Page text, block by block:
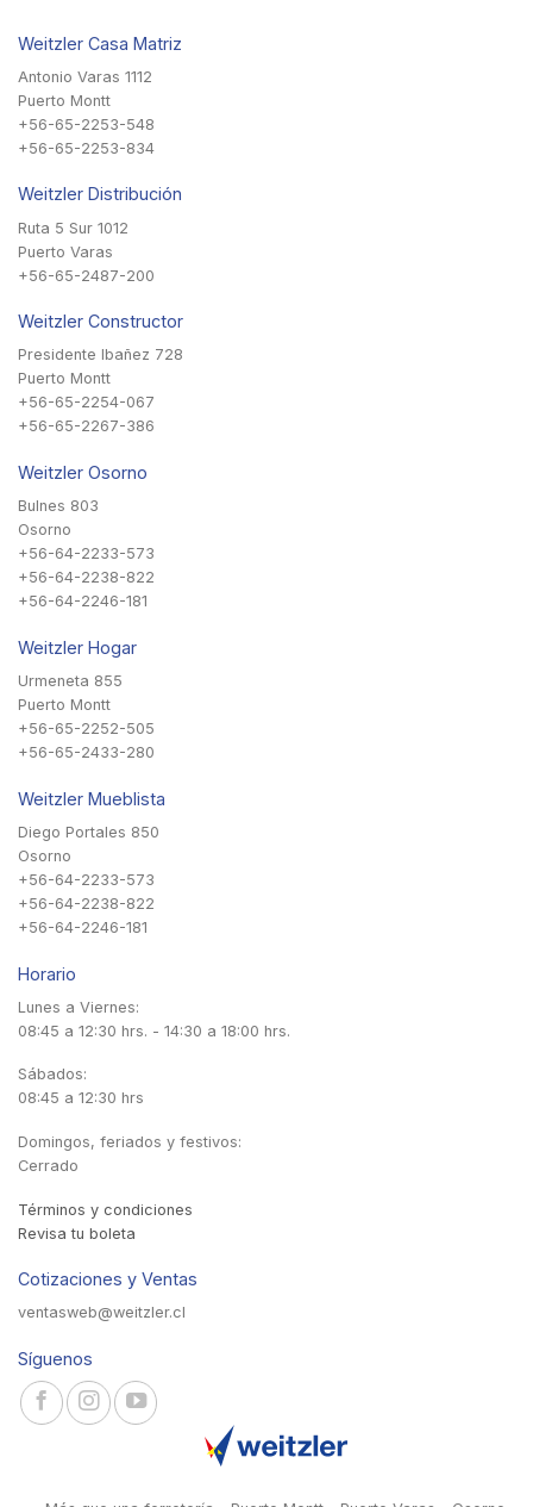
Weitzler Casa Matriz
Antonio Varas 1112
Puerto Montt
+56-65-2253-548
+56-65-2253-834
Weitzler Distribución
Ruta 5 Sur 1012
Puerto Varas
+56-65-2487-200
Weitzler Constructor
Presidente Ibañez 728
Puerto Montt
+56-65-2254-067
+56-65-2267-386
Weitzler Osorno
Bulnes 803
Osorno
+56-64-2233-573
+56-64-2238-822
+56-64-2246-181
Weitzler Hogar
Urmeneta 855
Puerto Montt
+56-65-2252-505
+56-65-2433-280
Weitzler Mueblista
Diego Portales 850
Osorno
+56-64-2233-573
+56-64-2238-822
+56-64-2246-181
Horario
Lunes a Viernes:
08:45 a 12:30 hrs. - 14:30 a 18:00 hrs.
Sábados:
08:45 a 12:30 hrs
Domingos, feriados y festivos:
Cerrado
Términos y condiciones
Revisa tu boleta
Cotizaciones y Ventas
ventasweb@weitzler.cl
Síguenos